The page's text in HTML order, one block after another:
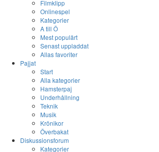
Filmklipp
Onlinespel
Kategorier
A till Ö
Mest populärt
Senast uppladdat
Allas favoriter
Pajjat
Start
Alla kategorier
Hamsterpaj
Underhållning
Teknik
Musik
Krönikor
Överbakat
Diskussionsforum
Kategorier